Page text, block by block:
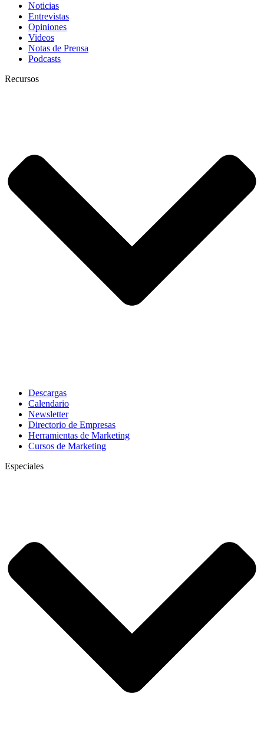
Noticias
Entrevistas
Opiniones
Videos
Notas de Prensa
Podcasts
Recursos
Descargas
Calendario
Newsletter
Directorio de Empresas
Herramientas de Marketing
Cursos de Marketing
Especiales